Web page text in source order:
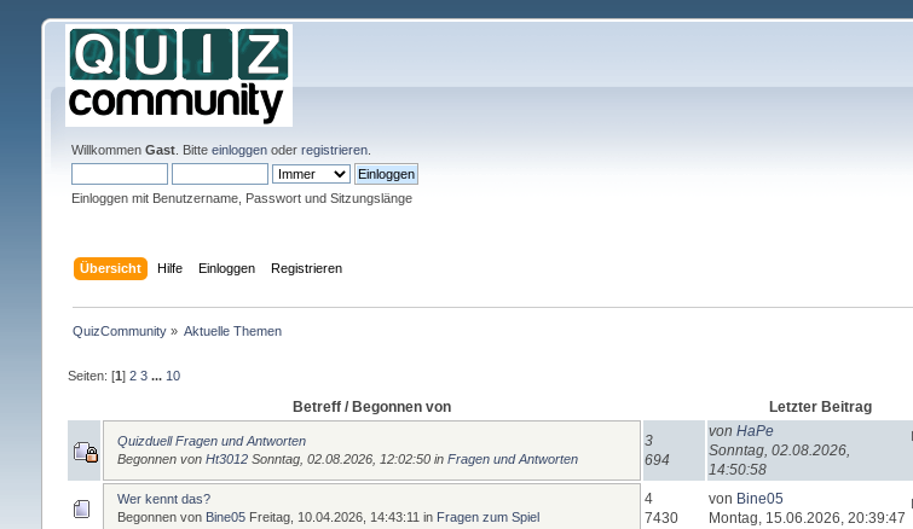
Willkommen Gast. Bitte einloggenoder registrieren.
Einloggen mit Benutzername, Passwort und Sitzungslänge
Übersicht Hilfe Einloggen Registrieren
QuizCommunity» Aktuelle Themen
Seiten: [1] 2 3 ... 10
Betreff/ Begonnen von Letzter Beitrag
Quizduell Fragen und Antworten
Begonnen von Ht3012 Sonntag, 02.08.2026, 12:02:50in Fragen und Antworten
3
694
von HaPe
Sonntag, 02.08.2026,
14:50:58
Wer kennt das?
Begonnen von Bine05 Freitag, 10.04.2026, 14:43:11 in Fragen zum Spiel
4
7430
von Bine05
Montag, 15.06.2026, 20:39:47